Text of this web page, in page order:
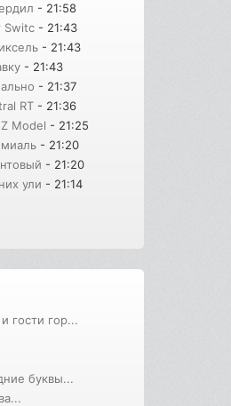
- 21:58
Switc - 21:43
- 21:43
- 21:43
- 21:37
RT - 21:36
Model - 21:25
- 21:20
- 21:20
ули - 21:14
гости гор...
буквы...